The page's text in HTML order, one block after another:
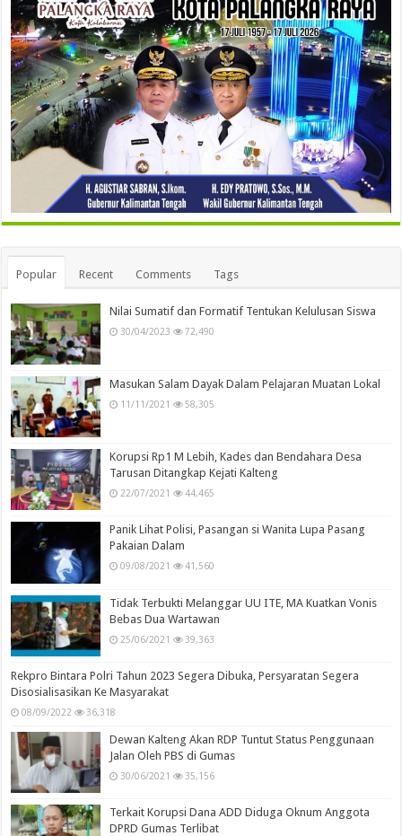
Popular Recent Comments Tags
Nilai Sumatif dan Formatif Tentukan Kelulusan Siswa
30/04/2023 72,490
Masukan Salam Dayak Dalam Pelajaran Muatan Lokal
11/11/2021 58,305
Korupsi Rp1 M Lebih, Kades dan Bendahara Desa
Tarusan Ditangkap Kejati Kalteng
22/07/2021 44,465
Panik Lihat Polisi, Pasangan si Wanita Lupa Pasang
Pakaian Dalam
09/08/2021 41,560
Tidak Terbukti Melanggar UU ITE, MA Kuatkan Vonis
Bebas Dua Wartawan
25/06/2021 39,363
Rekpro Bintara Polri Tahun 2023 Segera Dibuka, Persyaratan Segera
Disosialisasikan Ke Masyarakat
08/09/2022 36,318
Dewan Kalteng Akan RDP Tuntut Status Penggunaan
Jalan Oleh PBS di Gumas
30/06/2021 35,156
Terkait Korupsi Dana ADD Diduga Oknum Anggota
DPRD Gumas Terlibat